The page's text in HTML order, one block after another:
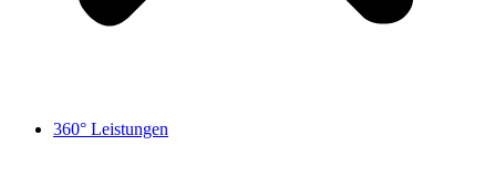
360° Leistungen